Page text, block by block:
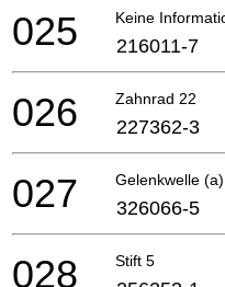
Keine
025 216011-7
Zahnrad 22
026 227362-3
Gelenkwelle (a)
027 326066-5
Stift 5
028